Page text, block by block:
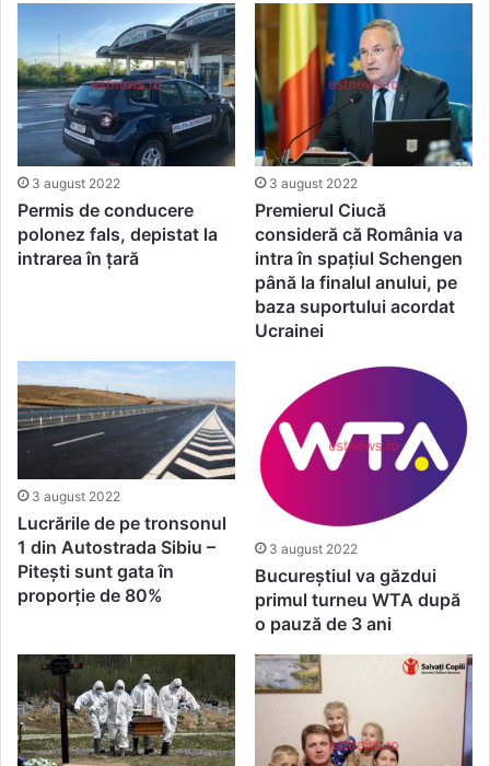
3 august 2022
Permis de conducere
polonez fals, depistat la
intrarea în ţară
3 august 2022
Premierul Ciucă
consideră că România va
intra în spațiul Schengen
până la finalul anului, pe
baza suportului acordat
Ucrainei
3 august 2022
Lucrările de pe tronsonul
1 din Autostrada Sibiu –
Pitești sunt gata în
proporție de 80%
3 august 2022
Bucureștiul va găzdui
primul turneu WTA după
o pauză de 3 ani